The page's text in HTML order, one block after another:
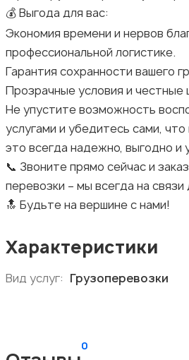
💰 Выгода для вас:
Экономия времени и нервов
профессиональной логистике.
Гарантия сохранности вашего
Прозрачные условия и честные
Не упустите возможность
услугами и убедитесь сами,
это всегда надежно, выгодно и
📞 Звоните прямо сейчас и
перевозки – мы всегда на связи
🔝 Будьте на вершине с нами!
Характеристики
Вид услуг: Грузоперевозки
0